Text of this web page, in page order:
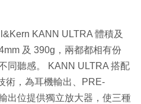
KANN ULTRA 體積及
及 390g，兩都都相有份
同聽感。 KANN ULTRA 搭配
術，為耳機輸出、PRE-
出位提供獨立放大器，使三種